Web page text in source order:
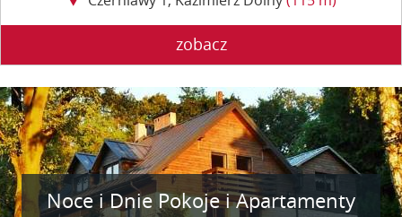
zobacz
Noce i Dnie Pokoje i Apartamenty